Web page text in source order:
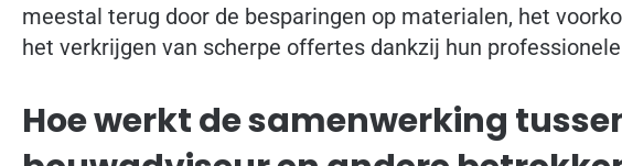
meestal terug door de besparingen op materialen, het
het verkrijgen van scherpe offertes dankzij hun
Hoe werkt de samenwerking